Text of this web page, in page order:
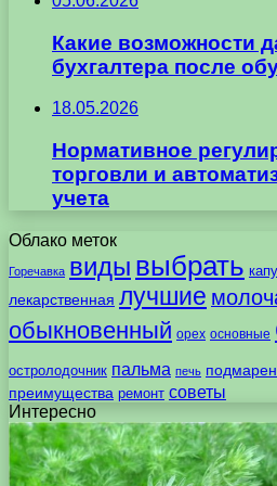
Какие возможности
бухгалтера после
18.05.2026
Нормативное
торговли и
учета
Облако меток
Горечавка виды выбрать
лекарственная лучшие
обыкновенный орех основные
остролодочник пальма печь
преимущества ремонт советы
Интересно